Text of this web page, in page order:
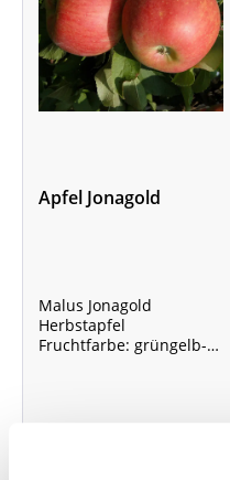
Apfel Jonagold
Malus Jonagold
Herbstapfel
Fruchtfarbe: grüngelb-